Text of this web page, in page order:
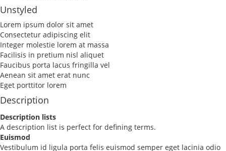
Unstyled
Lorem ipsum dolor sit amet
Consectetur adipiscing elit
Integer molestie lorem at massa
Facilisis in pretium nisl aliquet
Faucibus porta lacus fringilla vel
Aenean sit amet erat nunc
Eget porttitor lorem
Description
Description lists
A description list is perfect for defining terms.
Euismod
Vestibulum id ligula porta felis euismod semper eget lacinia odio